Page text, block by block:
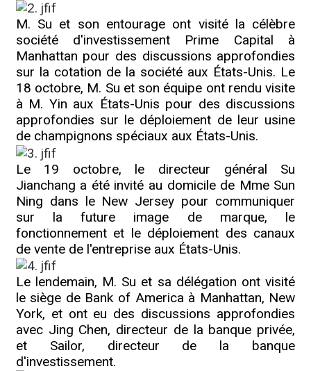
M. Su et son entourage ont visité la célèbre
société d'investissement Prime Capital à
Manhattan pour des discussions approfondies
sur la cotation de la société aux États-Unis. Le
18 octobre, M. Su et son équipe ont rendu visite
à M. Yin aux États-Unis pour des discussions
approfondies sur le déploiement de leur usine
de champignons spéciaux aux États-Unis.
Le 19 octobre, le directeur général Su
Jianchang a été invité au domicile de Mme Sun
Ning dans le New Jersey pour communiquer
sur la future image de marque, le
fonctionnement et le déploiement des canaux
de vente de l'entreprise aux États-Unis.
Le lendemain, M. Su et sa délégation ont visité
le siège de Bank of America à Manhattan, New
York, et ont eu des discussions approfondies
avec Jing Chen, directeur de la banque privée,
et Sailor, directeur de la banque
d'investissement.